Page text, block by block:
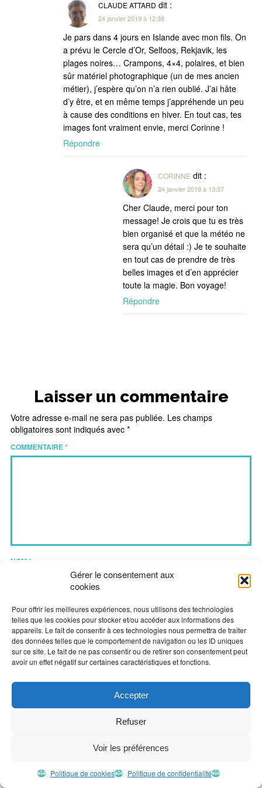
Gérer le consentement aux
cookies
Pour offrir les meilleures expériences, nous utilisons des technologies
telles que les cookies pour stocker et/ou accéder aux informations des
appareils. Le fait de consentir à ces technologies nous permettra de traiter
des données telles que le comportement de navigation ou les ID uniques
sur ce site. Le fait de ne pas consentir ou de retirer son consentement peut
avoir un effet négatif sur certaines caractéristiques et fonctions.
Accepter
Refuser
Voir les préférences
Politique de cookies Politique de confidentialité
CLAUDE ATTARD dit :
24 janvier 2019 à 12:38
Je pars dans 4 jours en Islande avec mon fils. On
a prévu le Cercle d’Or, Selfoos, Rekjavik, les
plages noires… Crampons, 4×4, polaires, et bien
sûr matériel photographique (un de mes ancien
métier), j’espère qu’on n’a rien oublié. J’ai hâte
d’y être, et en même temps j’appréhende un peu
à cause des conditions en hiver. En tout cas, tes
images font vraiment envie, merci Corinne !
Répondre
CORINNE dit :
24 janvier 2019 à 13:37
Cher Claude, merci pour ton
message! Je crois que tu es très
bien organisé et que la météo ne
sera qu’un détail :) Je te souhaite
en tout cas de prendre de très
belles images et d’en apprécier
toute la magie. Bon voyage!
Répondre
Laisser un commentaire
Votre adresse e-mail ne sera pas publiée. Les champs
obligatoires sont indiqués avec *
COMMENTAIRE*
NOM*
SITE WEB
Ce site utilise Akismet pour réduire les indésirables.
plus sur la façon dont les données de vos commentaires sont